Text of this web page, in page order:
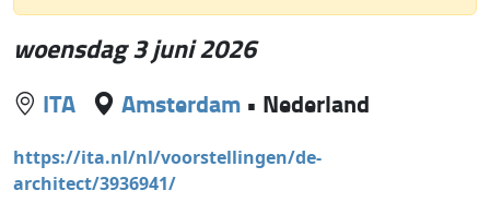
woensdag 3 juni 2026
ITA Amsterdam • Nederland
https://ita.nl/nl/voorstellingen/de-
architect/3936941/